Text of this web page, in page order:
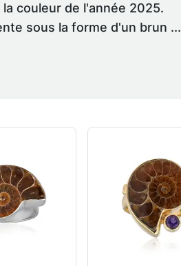
couleur de l'année 2025.
sous la forme d'un brun ...